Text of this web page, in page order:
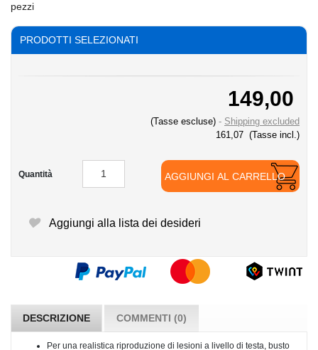
pezzi
PRODOTTI SELEZIONATI
149,00
(Tasse escluse)
Shipping excluded
161,07 (Tasse incl.)
Quantità AGGIUNGI AL CARRELLO
Aggiungi alla lista dei desideri
DESCRIZIONE COMMENTI (0)
Per una realistica riproduzione di lesioni a livello di testa, busto